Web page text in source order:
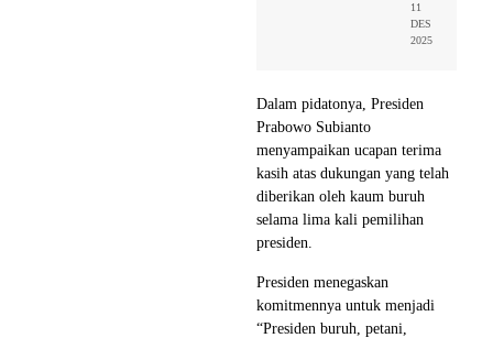
11
DES
2025
Dalam pidatonya, Presiden
Prabowo Subianto
menyampaikan ucapan terima
kasih atas dukungan yang telah
diberikan oleh kaum buruh
selama lima kali pemilihan
presiden.
Presiden menegaskan
komitmennya untuk menjadi
“Presiden buruh, petani,